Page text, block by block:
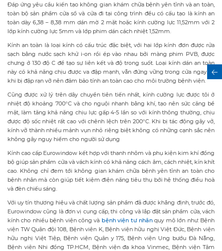
Đáp ứng yêu cầu kiến tạo không gian khám chữa bệnh yên tĩnh và an toàn,
toàn bộ sản phẩm cửa sổ và cửa đi tại công trình đều có cấu tạo là kính an
toàn dày 6,38 – 8,38 mm dán mờ 2 mặt hoặc kính cường lực 11,52mm với 2
lớp kính cường lực 5mm và lớp phim dán cách nhiệt 1,52mm.
Kính an toàn là loại kính có cấu trúc đặc biệt, với hai lớp kính đơn được rửa
sạch bằng nước sạch khử i-on rồi ép vào nhau bởi màng phim PVB, được
chưng ở 130 độ C để tạo sự liên kết và độ trong suốt. Loại kính dán an toàn
này có khả năng chịu được va đập mạnh, vẫn đứng vững trong cửa ngay cả
khi bị đập rạn vỡ nên đảm bảo tính an toàn cao cho môi trường bệnh viện.
Cũng được xử lý trên dây chuyền tiên tiến nhất, kính cường lực được tôi ở
nhiệt độ khoảng 700°C và cho nguội nhanh bằng khí, tạo nên sức căng bề
mặt, làm tăng khả năng chịu lực gấp 4-5 lần so với kính thông thường, chịu
được độ sốc nhiệt rất cao với chênh lệch trên 200°C. Khi bị tác động gây vỡ,
kính vỡ thành nhiều mảnh vụn nhỏ riêng biệt không có những cạnh sắc nên
không gây nguy hiểm cho người sử dụng
Kính cao cấp Eurowindow kết hợp với thanh nhôm và phụ kiện kim khí đồng
bộ giúp sản phẩm cửa và vách kính có khả năng cách âm, cách nhiệt, kín khít
cao. Không chỉ đem tới không gian khám chữa bệnh yên tĩnh an toàn cho
bệnh nhân mà còn giúp tiết kiệm điện năng tiêu thụ bởi hệ thống điều hoà
và đèn chiếu sáng.
Với uy tín thương hiệu và chất lượng sản phẩm đã được khẳng định, trước đó,
Eurowindow cũng là đơn vị cung cấp, thi công và lắp đặt sản phẩm cửa, vách
kính cho nhiều bệnh viện công và bệnh viện tư nhân quy mô lớn như: Bệnh
viện TW Quân đội 108, Bệnh viên K, Bệnh viện hữu nghị Việt Đức, Bệnh viện
hữu nghị Việt Tiệp, Bệnh viện Quân y 175, Bệnh viện Ung bướu Đà Nẵng,
Bệnh viên Nhi đồng TP.HCM, Bệnh viện đa khoa Vinmec, Bệnh viện Tâm